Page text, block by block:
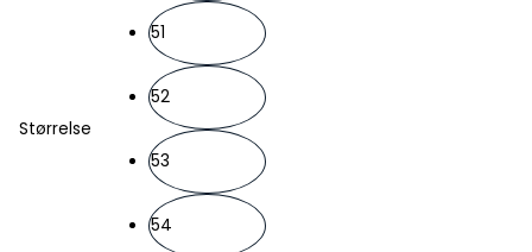
Størrelse
51
52
53
54